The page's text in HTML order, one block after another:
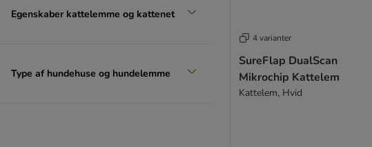
Egenskaber kattelemme og kattenet
Type af hundehuse og hundelemme
4 varianter
SureFlap DualScan
Mikrochip Kattelem
Kattelem, Hvid